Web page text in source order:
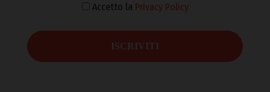
Accetto la Privacy Policy